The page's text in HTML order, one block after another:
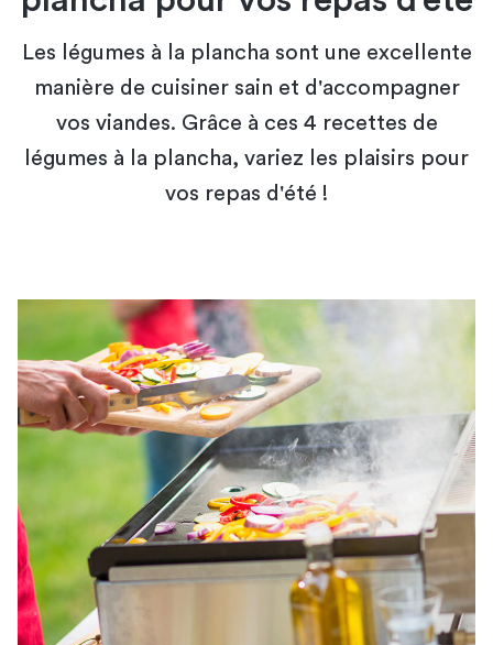
Les légumes à la plancha sont une excellente
manière de cuisiner sain et d'accompagner
vos viandes. Grâce à ces 4 recettes de
légumes à la plancha, variez les plaisirs pour
vos repas d'été !